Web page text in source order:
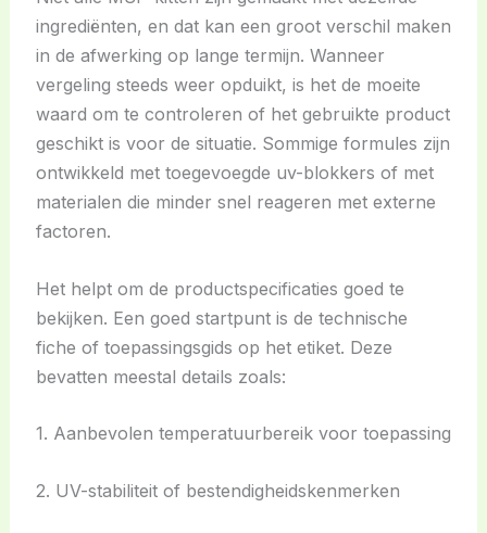
ingrediënten, en dat kan een groot verschil maken
in de afwerking op lange termijn. Wanneer
vergeling steeds weer opduikt, is het de moeite
waard om te controleren of het gebruikte product
geschikt is voor de situatie. Sommige formules zijn
ontwikkeld met toegevoegde uv-blokkers of met
materialen die minder snel reageren met externe
factoren.
Het helpt om de productspecificaties goed te
bekijken. Een goed startpunt is de technische
fiche of toepassingsgids op het etiket. Deze
bevatten meestal details zoals:
1. Aanbevolen temperatuurbereik voor toepassing
2. UV-stabiliteit of bestendigheidskenmerken